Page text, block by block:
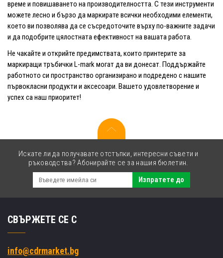
време и повишаването на производителността. С тези инструменти
можете лесно и бързо да маркирате всички необходими елементи,
което ви позволява да се съсредоточите върху по-важните задачи
и да подобрите цялостната ефективност на вашата работа.
Не чакайте и открийте предимствата, които принтерите за
маркиращи тръбички L-mark могат да ви донесат. Поддържайте
работното си пространство организирано и подредено с нашите
първокласни продукти и аксесоари. Вашето удовлетворение и
успех са наш приоритет!
Искате ли да получавате отстъпки, интересни съвети и
ръководства? Абонирайте се за нашия бюлетин.
Изпратете до
СВЪРЖЕТЕ СЕ С
info@cdrmarket.bg